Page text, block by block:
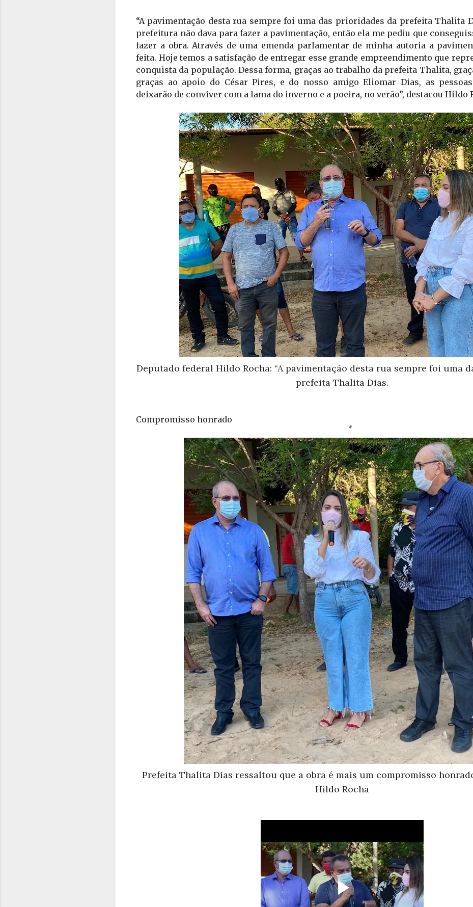
“A pavimentação desta rua sempre foi uma das prioridades da prefeita Thalita
prefeitura não dava para fazer a pavimentação, então ela me pediu que
fazer a obra. Através de uma emenda parlamentar de minha autoria a
feita. Hoje temos a satisfação de entregar esse grande empreendimento que
conquista da população. Dessa forma, graças ao trabalho da prefeita Thalita,
graças ao apoio do César Pires, e do nosso amigo Eliomar Dias, as
deixarão de conviver com a lama do inverno e a poeira, no verão”, destacou Hildo
Deputado federal Hildo Rocha: “A pavimentação desta rua sempre foi uma
prefeita Thalita Dias.
Compromisso honrado
Prefeita Thalita Dias ressaltou que a obra é mais um compromisso
Hildo Rocha